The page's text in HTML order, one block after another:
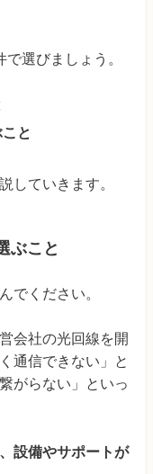
選びましょう。
と
していきます。
ぶこと
でください。
会社の光回線を開
通信できない」と
がらない」といっ
設備やサポートが